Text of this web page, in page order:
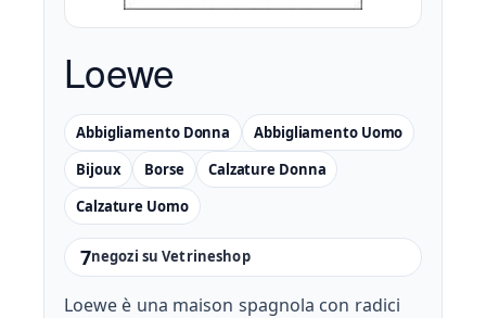
Loewe
7negozi su Vetrineshop
Abbigliamento Donna
Abbigliamento Uomo
Bijoux
Borse
Calzature Donna
Calzature Uomo
Loewe è una maison spagnola con radici